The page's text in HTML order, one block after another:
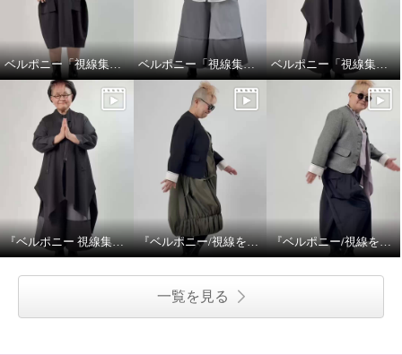
ベルポニー「視線集める大人の遊びを装う」 ベルポニー「視線集める大人の遊びを装う」 ベルポニー「視線集める大人の遊びを装う」
『ベルポニー 視線集める大人の遊びを装う』 5月11日（月） 12:00〜 / 20:00〜（生放送） 『ベルポニー/視線を集める大人の遊びを装う』 『ベルポニー/視線を集める大人の遊びを装う』
一覧を見る